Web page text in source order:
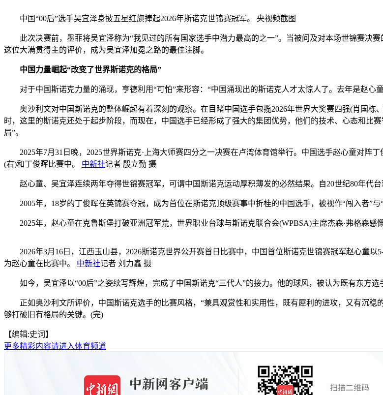
中国“00后”选手吴宜泽身披五星红旗捧起2026年斯诺克世锦赛冠军。 央视频截图
此次决赛前，墨菲将吴宜泽称为“我见过的所有国家选手中潜力最高的之一”。当被问及对本场世锦赛决
这位大满贯得主的评价，成为吴宜泽加冕之路的最佳注脚。
中国力量崛起“改变了世界斯诺克的格局”
对于中国斯诺克力量的涌现，亨德利用“可怕”来形容：“中国涌现出的斯诺克人才太惊人了。去年是赵
奥沙利文对中国斯诺克的整体崛起有着深刻的观察。在目睹中国选手包揽2026年世界大奖赛四强(肖国栋
时，这里的斯诺克还处于起步阶段，而现在，中国选手已经形成了强大的集团优势，他们的技术、心态和比
局”。
2025年7月31日晚，2025世界斯诺克·上海大师赛四分之一决赛在卢湾体育馆举行。中国选手赵心童对阵
(右)和丁俊晖比赛中。 中新社记者 殷立勤 摄
赵心童、吴宜泽连续两年夺得世锦赛冠军，可谓中国斯诺克运动厚积薄发的必然结果。自20世纪80年代台
2005年，18岁的丁俊晖在英锦赛夺冠，成为首位在斯诺克顶级赛事中折桂的中国选手，被视作“闯入者”与“
2025年，赵心童在克鲁斯堡打破亚洲冠军荒，世界职业台球与斯诺克联合会(WPBSA)主席杰森·弗格森感
2026年3月16日，江西玉山县，2026斯诺克世界公开赛首日比赛中，中国首位斯诺克世锦赛冠军赵心童
为赵心童在比赛中。 中新社记者 刘力鑫 摄
如今，吴宜泽以“00后”之姿续写辉煌，完成了中国斯诺克“三代人”的接力。他的球风，被认为既有东方选
正如奥沙利文所评价，中国斯诺克选手的比赛风格，“兼具观赏性和实用性，既有犀利的进攻，又有沉稳
够打破旧有格局的关键。(完)
【编辑:史词】
更多精彩内容请进入体育频道